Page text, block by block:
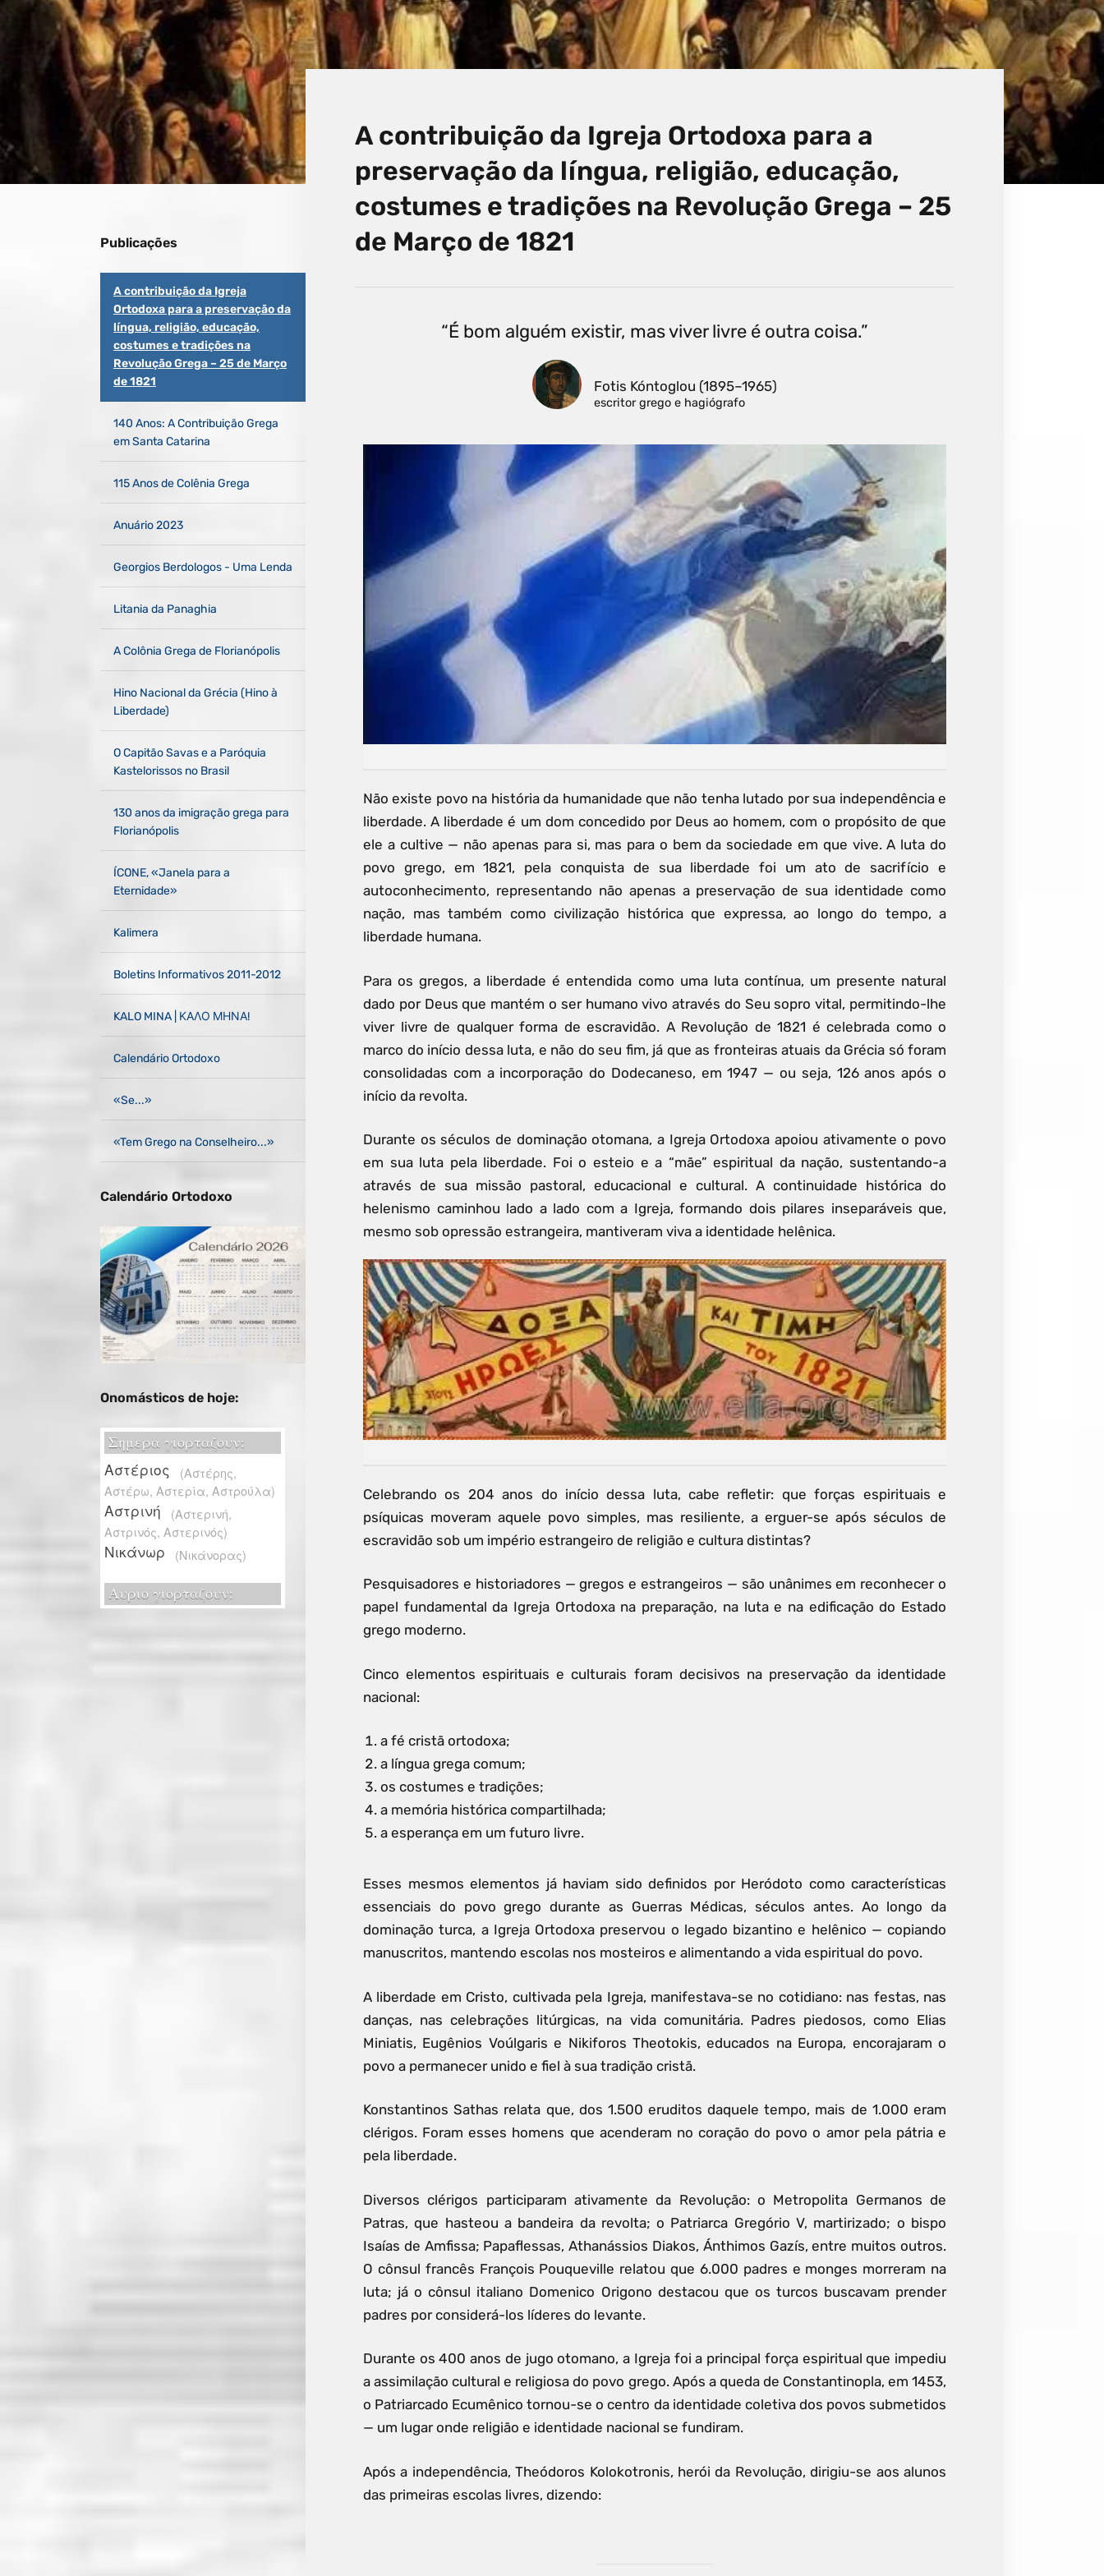
A contribuição da Igreja Ortodoxa para a
preservação da língua, religião, educação,
costumes e tradições na Revolução Grega – 25
de Março de 1821
“É bom alguém existir, mas viver livre é outra coisa.”
Fotis Kóntoglou (1895–1965)
escritor grego e hagiógrafo
Não existe povo na história da humanidade que não tenha lutado por sua independência e
liberdade. A liberdade é um dom concedido por Deus ao homem, com o propósito de que
ele a cultive — não apenas para si, mas para o bem da sociedade em que vive. A luta do
povo grego, em 1821, pela conquista de sua liberdade foi um ato de sacrifício e
autoconhecimento, representando não apenas a preservação de sua identidade como
nação, mas também como civilização histórica que expressa, ao longo do tempo, a
liberdade humana.
Para os gregos, a liberdade é entendida como uma luta contínua, um presente natural
dado por Deus que mantém o ser humano vivo através do Seu sopro vital, permitindo-lhe
viver livre de qualquer forma de escravidão. A Revolução de 1821 é celebrada como o
marco do início dessa luta, e não do seu fim, já que as fronteiras atuais da Grécia só foram
consolidadas com a incorporação do Dodecaneso, em 1947 — ou seja, 126 anos após o
início da revolta.
Durante os séculos de dominação otomana, a Igreja Ortodoxa apoiou ativamente o povo
em sua luta pela liberdade. Foi o esteio e a “mãe” espiritual da nação, sustentando-a
através de sua missão pastoral, educacional e cultural. A continuidade histórica do
helenismo caminhou lado a lado com a Igreja, formando dois pilares inseparáveis que,
mesmo sob opressão estrangeira, mantiveram viva a identidade helênica.
Celebrando os 204 anos do início dessa luta, cabe refletir: que forças espirituais e
psíquicas moveram aquele povo simples, mas resiliente, a erguer-se após séculos de
escravidão sob um império estrangeiro de religião e cultura distintas?
Pesquisadores e historiadores — gregos e estrangeiros — são unânimes em reconhecer o
papel fundamental da Igreja Ortodoxa na preparação, na luta e na edificação do Estado
grego moderno.
Cinco elementos espirituais e culturais foram decisivos na preservação da identidade
nacional:
a fé cristã ortodoxa;
a língua grega comum;
os costumes e tradições;
a memória histórica compartilhada;
a esperança em um futuro livre.
Esses mesmos elementos já haviam sido definidos por Heródoto como características
essenciais do povo grego durante as Guerras Médicas, séculos antes. Ao longo da
dominação turca, a Igreja Ortodoxa preservou o legado bizantino e helênico — copiando
manuscritos, mantendo escolas nos mosteiros e alimentando a vida espiritual do povo.
A liberdade em Cristo, cultivada pela Igreja, manifestava-se no cotidiano: nas festas, nas
danças, nas celebrações litúrgicas, na vida comunitária. Padres piedosos, como Elias
Miniatis, Eugênios Voúlgaris e Nikiforos Theotokis, educados na Europa, encorajaram o
povo a permanecer unido e fiel à sua tradição cristã.
Konstantinos Sathas relata que, dos 1.500 eruditos daquele tempo, mais de 1.000 eram
clérigos. Foram esses homens que acenderam no coração do povo o amor pela pátria e
pela liberdade.
Diversos clérigos participaram ativamente da Revolução: o Metropolita Germanos de
Patras, que hasteou a bandeira da revolta; o Patriarca Gregório V, martirizado; o bispo
Isaías de Amfissa; Papaflessas, Athanássios Diakos, Ánthimos Gazís, entre muitos outros.
O cônsul francês François Pouqueville relatou que 6.000 padres e monges morreram na
luta; já o cônsul italiano Domenico Origono destacou que os turcos buscavam prender
padres por considerá-los líderes do levante.
Durante os 400 anos de jugo otomano, a Igreja foi a principal força espiritual que impediu
a assimilação cultural e religiosa do povo grego. Após a queda de Constantinopla, em 1453,
o Patriarcado Ecumênico tornou-se o centro da identidade coletiva dos povos submetidos
— um lugar onde religião e identidade nacional se fundiram.
Após a independência, Theódoros Kolokotronis, herói da Revolução, dirigiu-se aos alunos
das primeiras escolas livres, dizendo:
Publicações
A contribuição da Igreja
Ortodoxa para a preservação da
língua, religião, educação,
costumes e tradições na
Revolução Grega – 25 de Março
de 1821
140 Anos: A Contribuição Grega
em Santa Catarina ​
115 Anos de Colênia Grega
Anuário 2023
Georgios Berdologos - Uma Lenda
Litania da Panaghia
A Colônia Grega de Florianópolis
Hino Nacional da Grécia (Hino à
Liberdade)
O Capitão Savas e a Paróquia
Kastelorissos no Brasil
130 anos da imigração grega para
Florianópolis
ÍCONE, «Janela para a
Eternidade»
Kalimera
Boletins Informativos 2011-2012
KALO MINA | ΚΑΛΟ ΜΗΝΑ!
Calendário Ortodoxo
«Se...»
«Tem Grego na Conselheiro...»
Calendário Ortodoxo
Onomásticos de hoje: